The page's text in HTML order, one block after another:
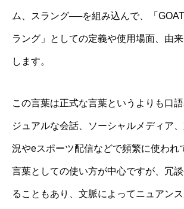
ム、スラング──を組み込んで、「
ラング」としての定義や使用場面、由
します。
この言葉は正式な言葉というよりも口
ジュアルな会話、ソーシャルメディア
況やeスポーツ配信などで頻繁に使われ
言葉としての使い方が中心ですが、冗
ることもあり、文脈によってニュアン